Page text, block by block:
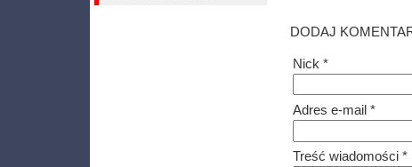
DODAJ
Nick *
Adres e-mail *
Treść wiadomości *